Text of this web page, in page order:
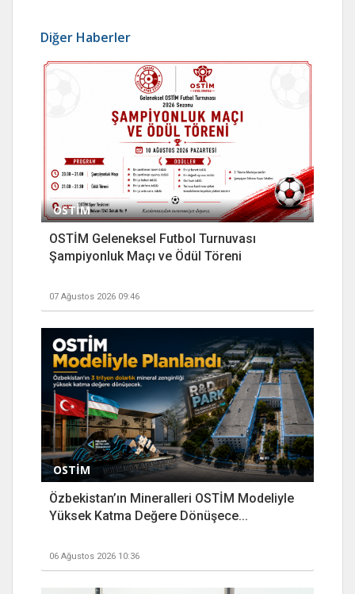
Diğer Haberler
OSTİM
OSTİM Geleneksel Futbol Turnuvası
Şampiyonluk Maçı ve Ödül Töreni
07 Ağustos 2026 09:46
OSTİM
Özbekistan’ın Mineralleri OSTİM Modeliyle
Yüksek Katma Değere Dönüşece...
06 Ağustos 2026 10:36